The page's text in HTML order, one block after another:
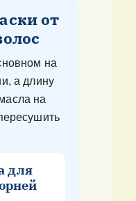
от
на
а длину
на
для